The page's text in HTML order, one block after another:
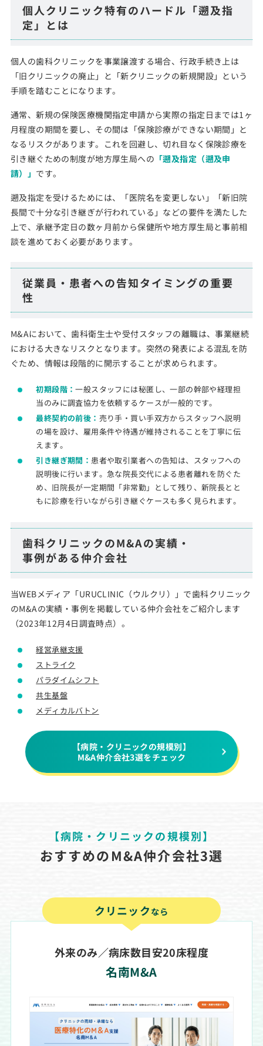
個人クリニック特有のハードル「遡及指
定」とは
個人の歯科クリニックを事業譲渡する場合、行政手続き上は
「旧クリニックの廃止」と「新クリニックの新規開設」という
手順を踏むことになります。
通常、新規の保険医療機関指定申請から実際の指定日までは1ヶ
月程度の期間を要し、その間は「保険診療ができない期間」と
なるリスクがあります。これを回避し、切れ目なく保険診療を
引き継ぐための制度が地方厚生局への 「遡及指定（遡及申
請）」 です。
遡及指定を受けるためには、「医院名を変更しない」「新旧院
長間で十分な引き継ぎが行われている」などの要件を満たした
上で、承継予定日の数ヶ月前から保健所や地方厚生局と事前相
談を進めておく必要があります。
従業員・患者への告知タイミングの重要
性
M&Aにおいて、歯科衛生士や受付スタッフの離職は、事業継続
における大きなリスクとなります。突然の発表による混乱を防
ぐため、情報は段階的に開示することが求められます。
初期段階：一般スタッフには秘匿し、一部の幹部や経理担
当のみに調査協力を依頼するケースが一般的です。
最終契約の前後： 売り手・買い手双方からスタッフへ説明
の場を設け、雇用条件や待遇が維持されることを丁寧に伝
えます。
引き継ぎ期間： 患者や取引業者への告知は、スタッフへの
説明後に行います。急な院長交代による患者離れを防ぐた
め、旧院長が一定期間「非常勤」として残り、新院長とと
もに診療を行いながら引き継ぐケースも多く見られます。
歯科クリニックのM&Aの実績・
事例がある仲介会社
当WEBメディア「URUCLINIC（ウルクリ）」で歯科クリニック
のM&Aの実績・事例を掲載している仲介会社をご紹介します
（2023年12月4日調査時点）。
経営承継支援
ストライク
パラダイムシフト
共生基盤
メディカルバトン
【病院・クリニックの規模別】
M&A仲介会社3選をチェック
【病院・クリニックの規模別】
おすすめのM&A仲介会社3選
クリニックなら
外来のみ／病床数目安20床程度
名南M&A